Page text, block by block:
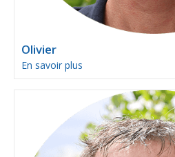
Olivier
En savoir plus